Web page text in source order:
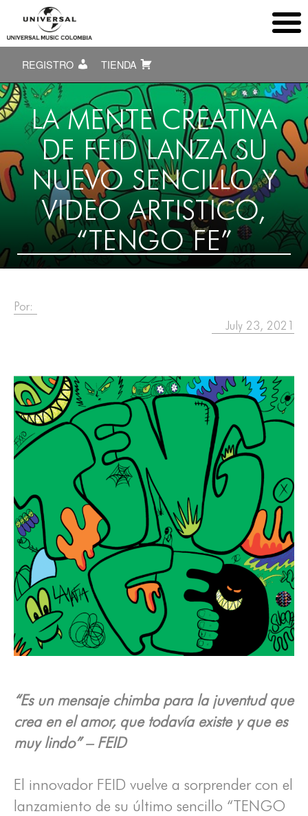
REGISTRO TIENDA
LA MENTE CREATIVA
DE FEID LANZA SU
NUEVO SENCILLO Y
VIDEO ARTISTICO,
“TENGO FE”
Por:
July 23, 2021
“Es un mensaje chimba para la juventud que
crea en el amor, que todavía existe y que es
muy lindo” – FEID
El innovador FEID vuelve a sorprender con el
lanzamiento de su último sencillo “TENGO